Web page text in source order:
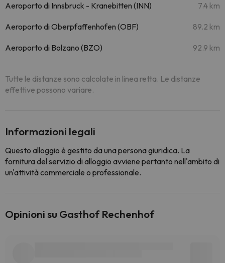
Aeroporto di Innsbruck - Kranebitten (INN) 7.4 km
Aeroporto di Oberpfaffenhofen (OBF) 89.2 km
Aeroporto di Bolzano (BZO) 92.9 km
Tutte le distanze sono calcolate in linea retta. Le distanze
effettive possono variare.
Informazioni legali
Questo alloggio è gestito da una persona giuridica. La
fornitura del servizio di alloggio avviene pertanto nell'ambito di
un'attività commerciale o professionale.
Opinioni su Gasthof Rechenhof